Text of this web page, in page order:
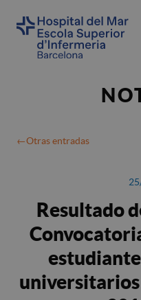
Otras entradas
Resultado